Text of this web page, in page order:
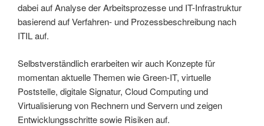
dabei auf Analyse der Arbeitsprozesse und IT-Infrastruktur
basierend auf Verfahren- und Prozessbeschreibung nach
ITIL auf.
Selbstverständlich erarbeiten wir auch Konzepte für
momentan aktuelle Themen wie Green-IT, virtuelle
Poststelle, digitale Signatur, Cloud Computing und
Virtualisierung von Rechnern und Servern und zeigen
Entwicklungsschritte sowie Risiken auf.